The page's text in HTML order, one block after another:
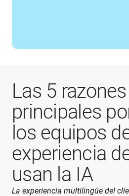
Las 5 razones
principales
los equipos
experiencia
usan la IA
La experiencia multilingüe del